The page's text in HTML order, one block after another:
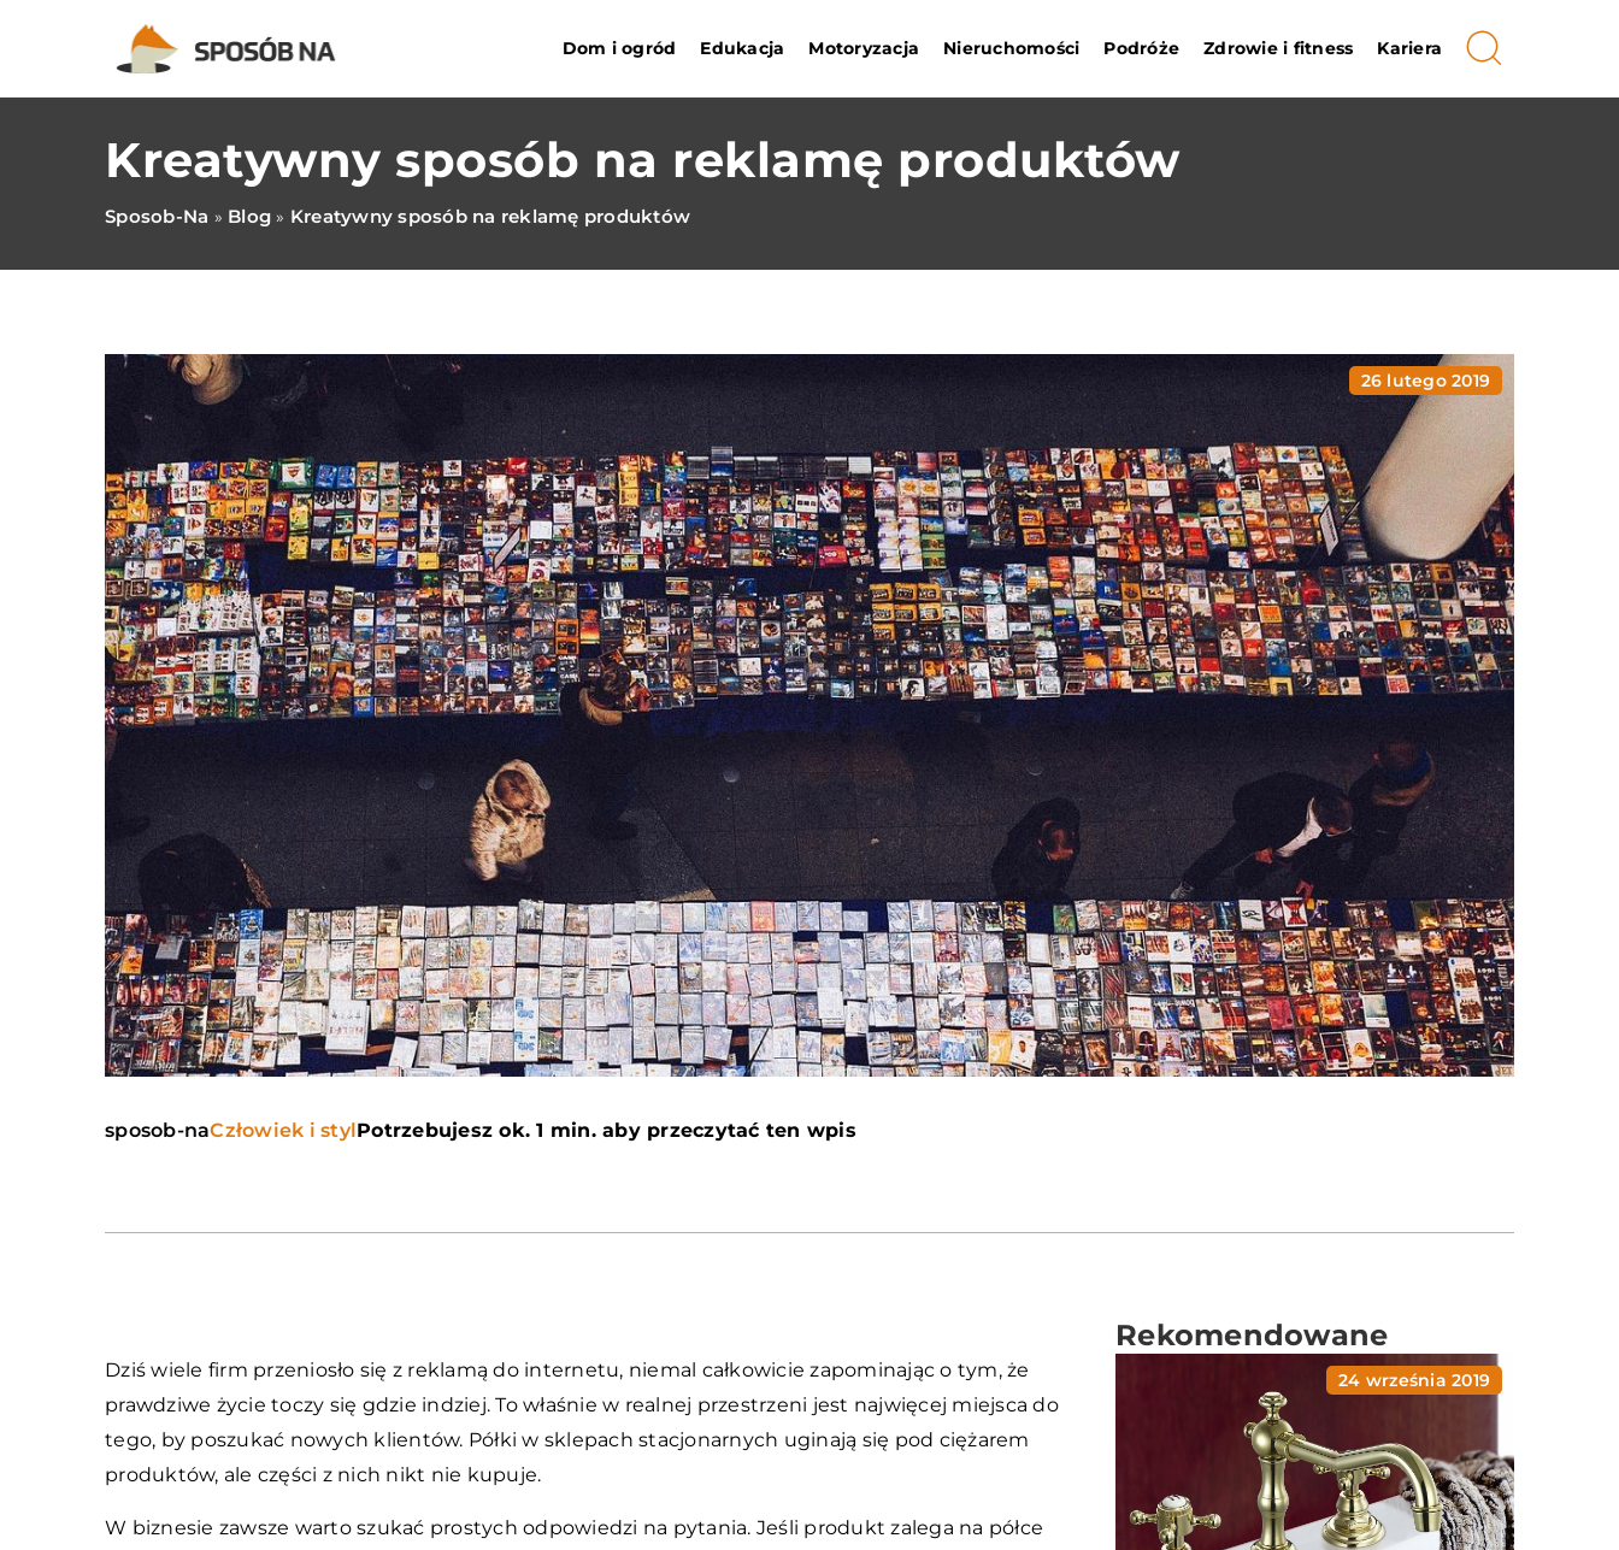
Dom i ogród Edukacja Motoryzacja Nieruchomości Podróże Zdrowie i fitness Kariera
Kreatywny sposób na reklamę produktów
Sposob-Na » Blog » Kreatywny sposób na reklamę produktów
26 lutego 2019
sposob-naCzłowiek i stylPotrzebujesz ok. 1 min. aby przeczytać ten wpis
Dziś wiele firm przeniosło się z reklamą do internetu, niemal całkowicie zapominając o tym, że
prawdziwe życie toczy się gdzie indziej. To właśnie w realnej przestrzeni jest najwięcej miejsca do
tego, by poszukać nowych klientów. Półki w sklepach stacjonarnych uginają się pod ciężarem
produktów, ale części z nich nikt nie kupuje.
W biznesie zawsze warto szukać prostych odpowiedzi na pytania. Jeśli produkt zalega na półce
Rekomendowane
24 września 2019